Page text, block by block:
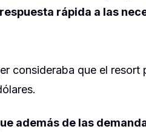
rápida a las
consideraba que el resort
además de las